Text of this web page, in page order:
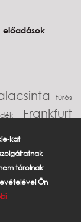
előadások
túrós
Frankfurt
Magyarok
vendégház
lecsó
kat
tárolnak
Ön